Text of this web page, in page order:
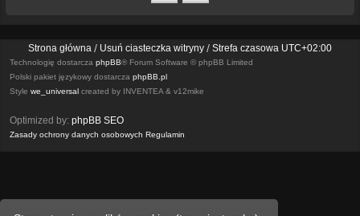
Strona główna Usuń ciasteczka witryny Strefa czasowa UTC+02:00
Technologię dostarcza phpBB® Forum Software © phpBB Limited
Polski pakiet językowy dostarcza phpBB.pl
Style we_universal created by INVENTEA & v12mike
Optimized by: phpBB SEO
Zasady ochrony danych osobowych Regulamin